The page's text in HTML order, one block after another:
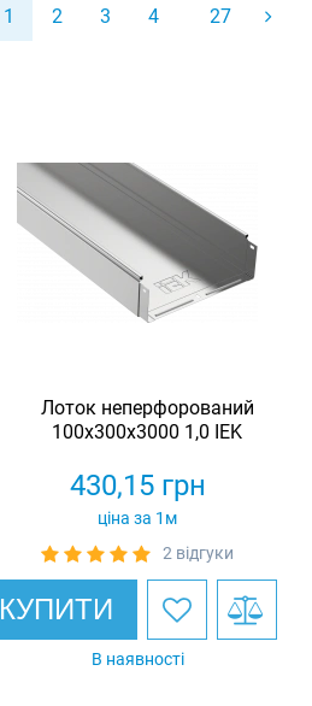
1 2 3 4 27
Лоток неперфорований
100x300x3000 1,0 IEK
430,15грн
ціна за 1м
2 відгуки
КУПИТИ
В наявності